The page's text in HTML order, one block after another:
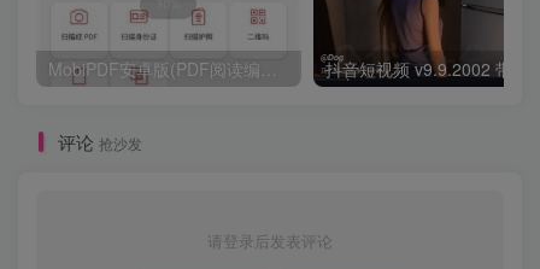
评论 抢沙发
请登录后发表评论